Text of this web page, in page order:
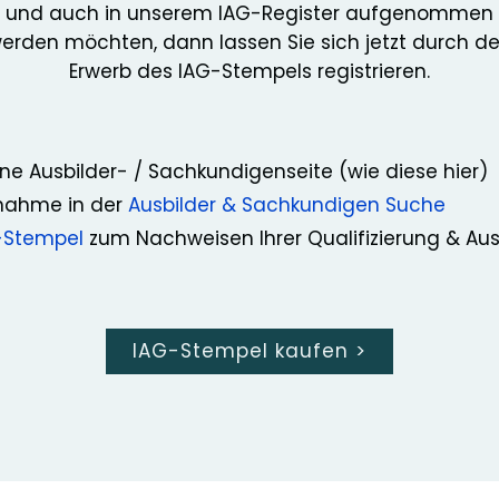
und auch in unserem IAG-Register aufgenommen
möchten, dann lassen Sie sich jetzt durch
Erwerb des IAG-Stempels registrieren.
Ausbilder- / Sachkundigenseite (wie diese hier)
in der Ausbilder & Sachkundigen Suche
zum Nachweisen Ihrer Qualifizierung &
IAG-Stempel kaufen >